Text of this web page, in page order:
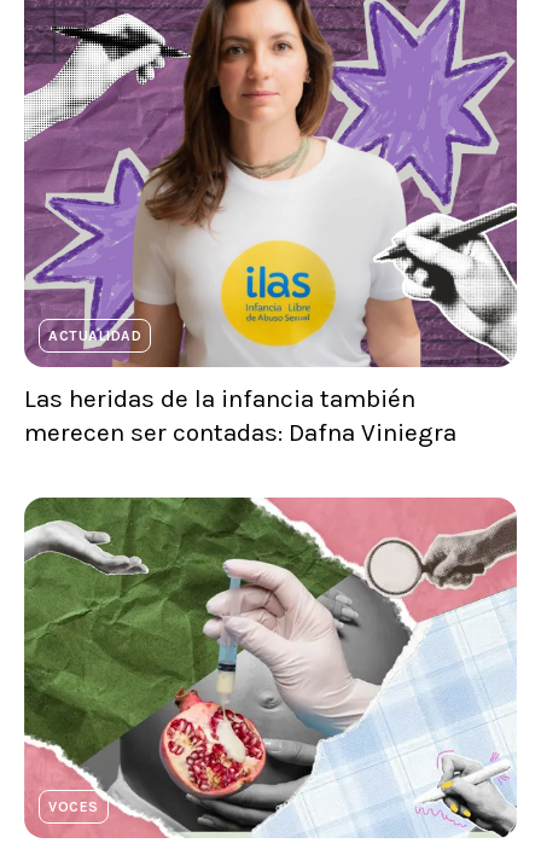
ACTUALIDAD
Las heridas de la infancia también
merecen ser contadas: Dafna Viniegra
VOCES